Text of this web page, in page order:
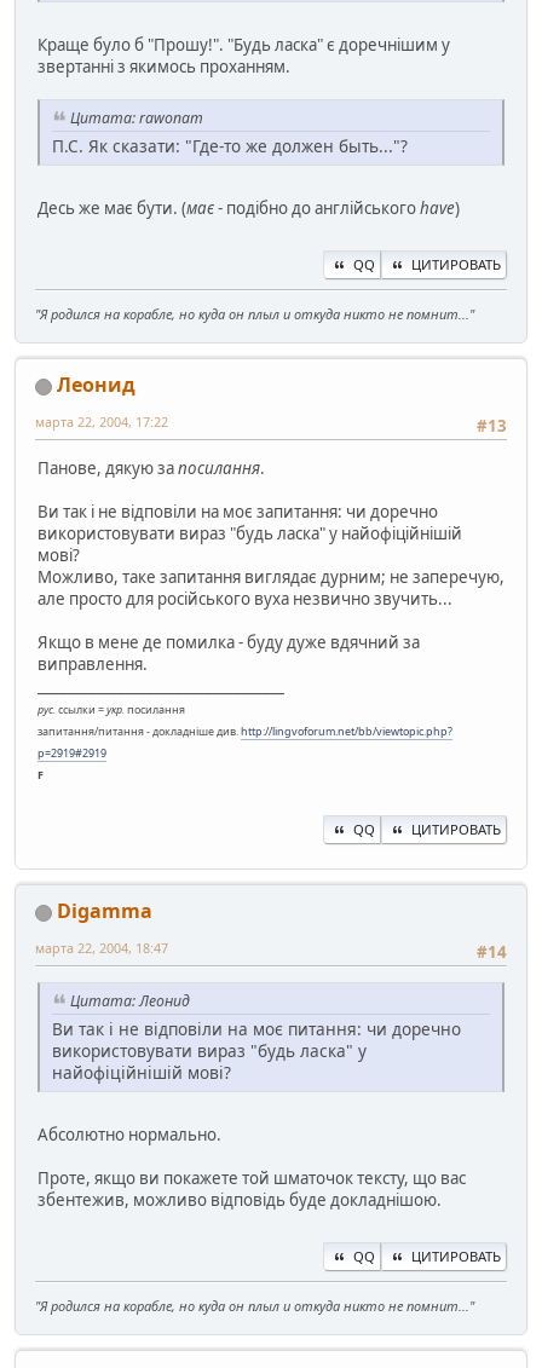
Краще було б "Прошу!". "Будь ласка" є доречнішим у
звертанні з якимось проханням.
Цитата: rawonam
П.С. Як сказати: "Где-то же должен быть..."?
Десь же має бути. (має- подібно до англійськогоhave)
QQ ЦИТИРОВАТЬ
"Я родился на корабле, но куда он плыл и откуда никто не помнит..."
Леонид
#13
марта 22, 2004, 17:22
Панове, дякую запосилання.
Ви так і не відповіли на моє запитання: чи доречно
використовувати вираз "будь ласка" у найофіційнішій
мові?
Можливо, таке запитання виглядає дурним; не заперечую,
але просто для російського вуха незвично звучить...
Якщо в мене де помилка - буду дуже вдячний за
виправлення.
рус. ссылки =укр. посилання
запитання/питання - докладніше див.http://lingvoforum.net/bb/viewtopic.php?
p=2919#2919
F
QQ ЦИТИРОВАТЬ
Digamma
#14
марта 22, 2004, 18:47
Цитата: Леонид
Ви так і не відповіли на моє питання: чи доречно
використовувати вираз "будь ласка" у
найофіційнішій мові?
Абсолютно нормально.
Проте, якщо ви покажете той шматочок тексту, що вас
збентежив, можливо відповідь буде докладнішою.
QQ ЦИТИРОВАТЬ
"Я родился на корабле, но куда он плыл и откуда никто не помнит..."